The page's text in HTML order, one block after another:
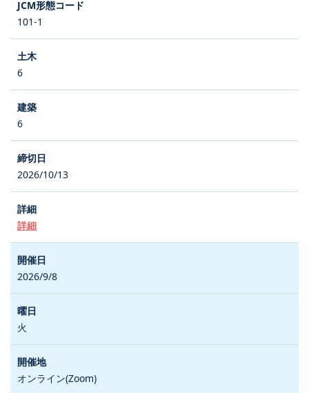
101-1
6
6
2026/10/13
詳細
2026/9/8
火
オンライン(Zoom)